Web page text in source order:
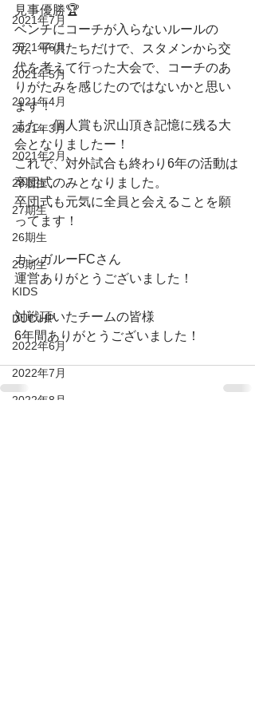
2021年7月
2021年6月
2021年5月
2021年4月
2021年3月
2021年2月
28期生
27期生
26期生
25期生
KIDS
DUC HP
2022年6月
2022年7月
2022年8月
見事優勝🏆
ベンチにコーチが入らないルールの
元、子供たちだけで、スタメンから交
代を考えて行った大会で、コーチのあ
りがたみを感じたのではないかと思い
ます！
また、個人賞も沢山頂き記憶に残る大
会となりましたー！
これで、対外試合も終わり6年の活動は
卒団式のみとなりました。
卒団式も元気に全員と会えることを願
ってます！
カンガルーFCさん
運営ありがとうございました！
対戦頂いたチームの皆様
6年間ありがとうございました！